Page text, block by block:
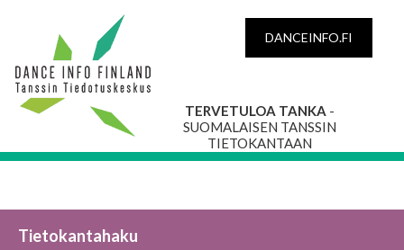
DANCEINFO.FI
TERVETULOA TANKA -
SUOMALAISEN TANSSIN
TIETOKANTAAN
Tietokantahaku